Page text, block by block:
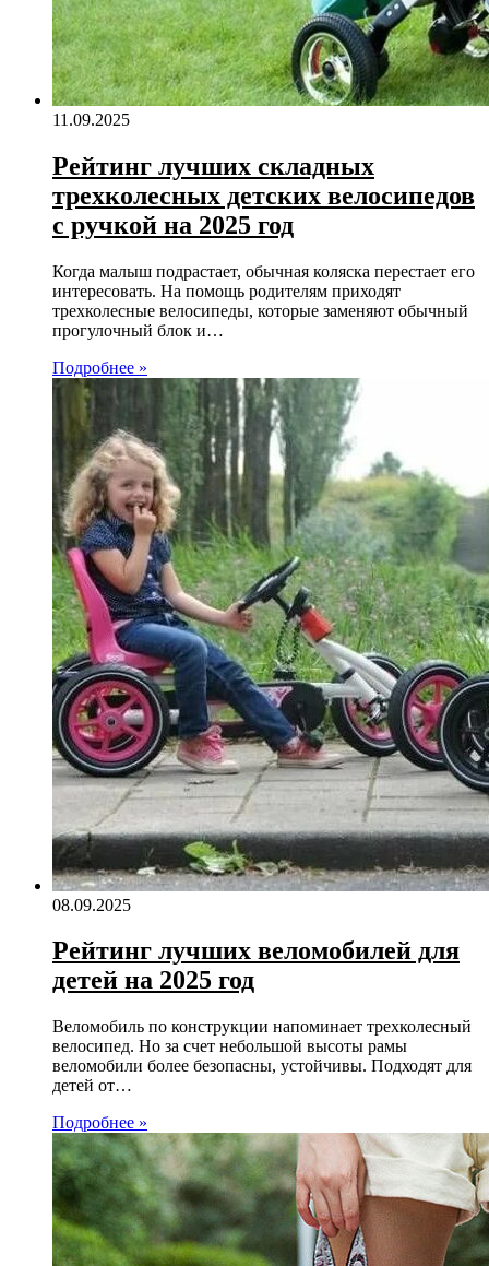
11.09.2025
Рейтинг лучших складных
трехколесных детских велосипедов
с ручкой на 2025 год
Когда малыш подрастает, обычная коляска перестает его
интересовать. На помощь родителям приходят
трехколесные велосипеды, которые заменяют обычный
прогулочный блок и…
Подробнее »
08.09.2025
Рейтинг лучших веломобилей для
детей на 2025 год
Веломобиль по конструкции напоминает трехколесный
велосипед. Но за счет небольшой высоты рамы
веломобили более безопасны, устойчивы. Подходят для
детей от…
Подробнее »